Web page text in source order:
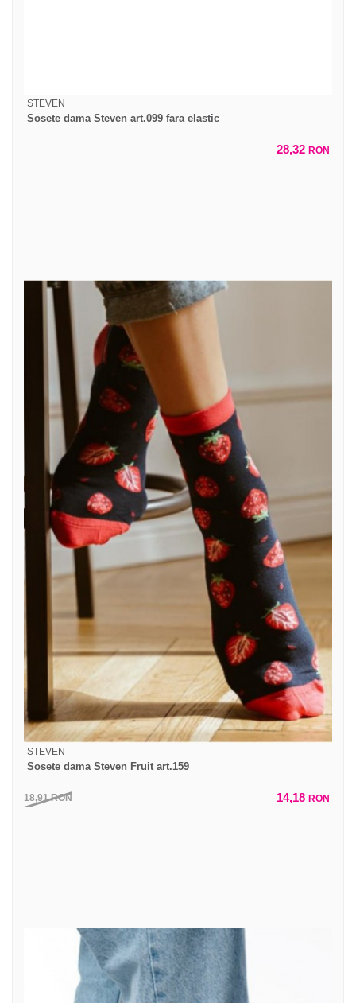
STEVEN
Sosete dama Steven art.099 fara elastic
28,32 RON
STEVEN
Sosete dama Steven Fruit art.159
18,91RON 14,18 RON